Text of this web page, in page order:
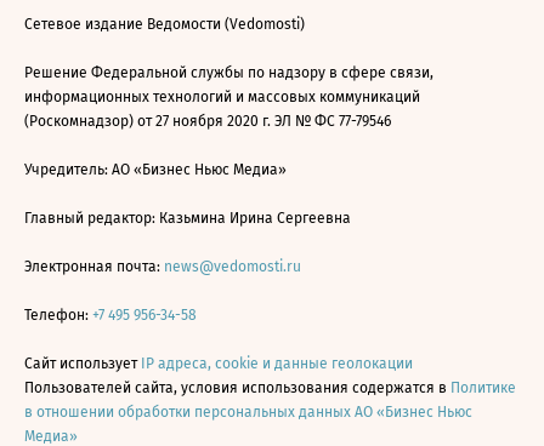
Сетевое издание Ведомости (Vedomosti)
Решение Федеральной службы по надзору в сфере связи,
информационных технологий и массовых коммуникаций
(Роскомнадзор) от 27 ноября 2020 г. ЭЛ № ФС 77-79546
Учредитель: АО «Бизнес Ньюс Медиа»
Главный редактор: Казьмина Ирина Сергеевна
Электронная почта: news@vedomosti.ru
Телефон: +7 495 956-34-58
Сайт использует IP адреса, cookie и данные геолокации
Пользователей сайта, условия использования содержатся в Политике
в отношении обработки персональных данных АО «Бизнес Ньюс
Медиа»